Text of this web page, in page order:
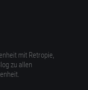
mit Retropie,
zu allen